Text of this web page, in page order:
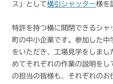
ス」として横引シャッター様を
特許を持つ横に開閉できるシ
町の中小企業です。参加した
をいただき、工場見学をしま
めてそれぞれの作業の説明を
の担当の皆様も、それぞれの